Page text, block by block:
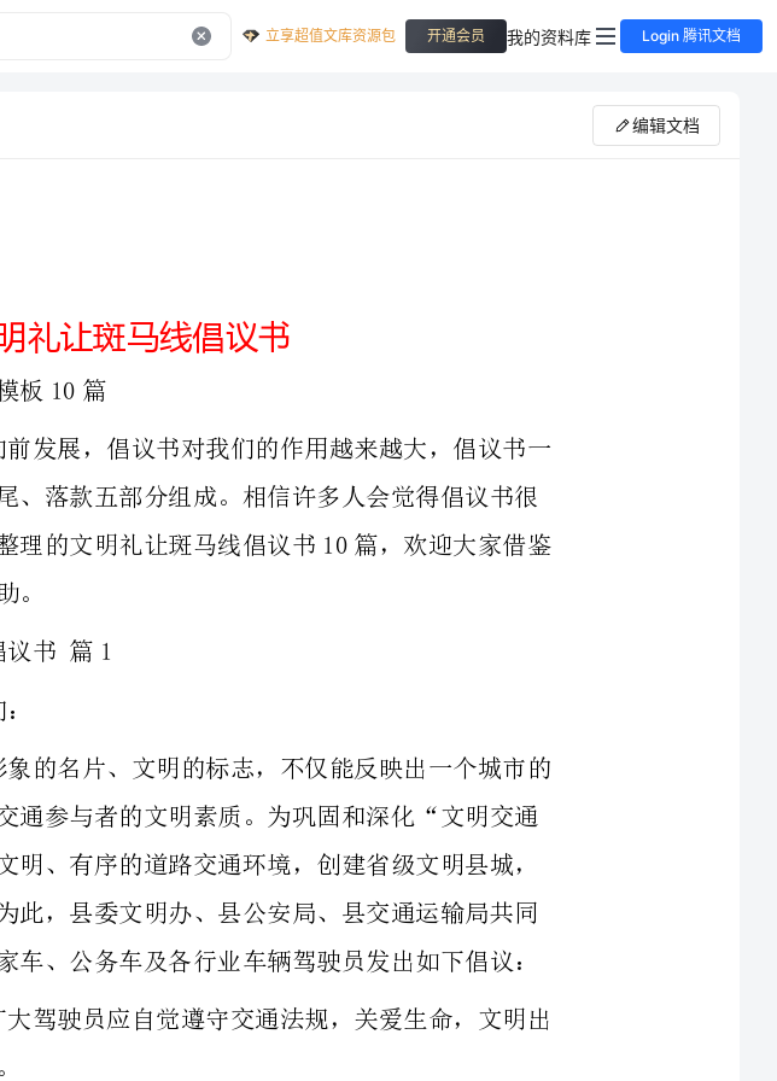
立享超值文库资源包 开通会员 我的资料库 Login 腾讯文档
编辑文档
三、低速通过。当前方斑马线无行人行走时，驾驶人应提前减速，做
随着社会一步步向前发展，倡议书对我们的作用越来越大，倡议书一
二、停车让行。当前方斑马线有行人行走时，驾驶人应将行驶车辆提